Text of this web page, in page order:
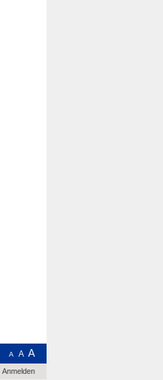
A A A
Anmelden